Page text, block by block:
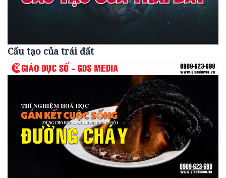
Cấu tạo của trái đất